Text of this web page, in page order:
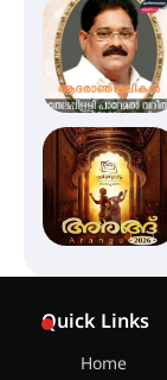
Quick Links
Home